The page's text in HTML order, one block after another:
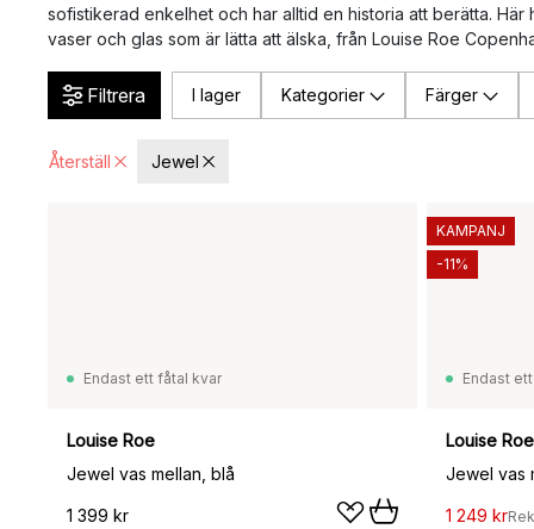
sofistikerad enkelhet och har alltid en historia att berätta. Här
vaser och glas som är lätta att älska, från Louise Roe
Filtrera I lager Kategorier Färger
Återställ Jewel
Endast ett fåtal kvar
Louise Roe
Jewel vas mellan, blå
1 399 kr
Endast
Louise Roe
Jewel vas
1 249 kr
KAMPANJ
-11%